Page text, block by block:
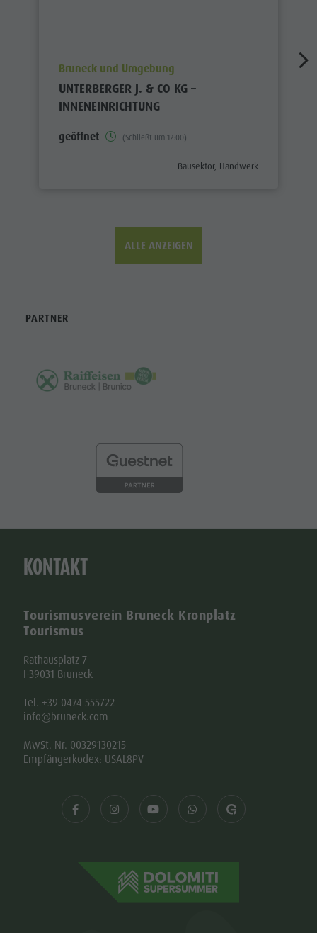
aria.poi_location_prefix
Bruneck und Umgebung
UNTERBERGER J. & CO KG –
INNENEINRICHTUNG
geöffnet (Schließt um 12:00)
aria.poi_category_prefix
Bausektor, Handwerk
ALLE ANZEIGEN
PARTNER
KONTAKT
Tourismusverein Bruneck Kronplatz
Tourismus
Rathausplatz 7
I-39031 Bruneck
Tel. +39 0474 555722
info@bruneck.com
MwSt. Nr. 00329130215
Empfängerkodex: USAL8PV